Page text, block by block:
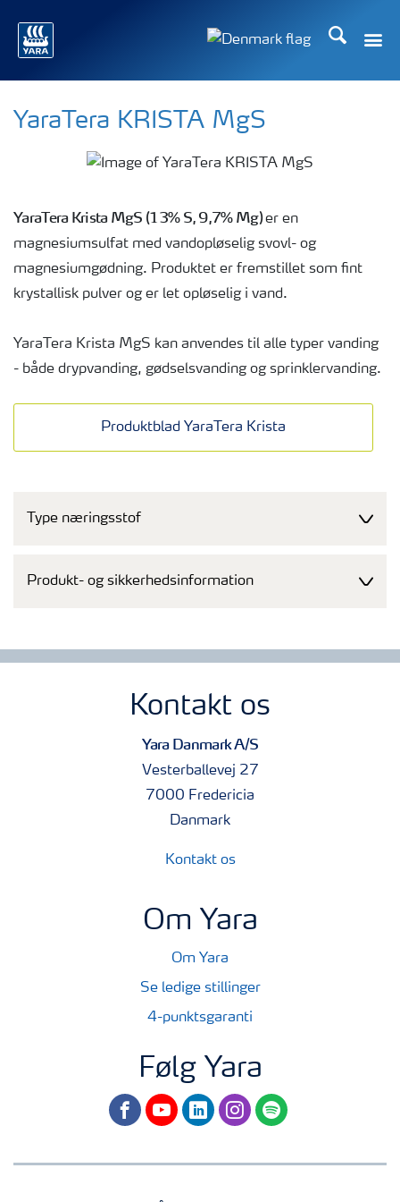
Søg
YaraTera KRISTA MgS
YaraTera Krista MgS (13% S, 9,7% Mg)er en
magnesiumsulfat med vandopløselig svovl- og
magnesiumgødning. Produktet er fremstillet som fint
krystallisk pulver og er let opløselig i vand.
YaraTera Krista MgS kan anvendes til alle typer vanding
- både drypvanding, gødselsvanding og sprinklervanding.
Produktblad YaraTera Krista
Type næringsstof
Produkt- og sikkerhedsinformation
Kontakt os
Yara Danmark A/S
Vesterballevej 27
7000 Fredericia
Danmark
Kontakt os
Om Yara
Om Yara
Se ledige stillinger
4-punktsgaranti
Følg Yara
facebookyoutubelinkedininstagram
spotify